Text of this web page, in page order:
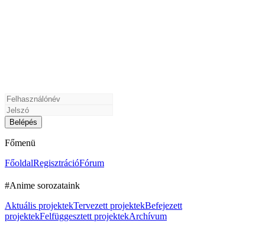
Főmenü
FőoldalRegisztrációFórum
#Anime sorozataink
Aktuális projektekTervezett projektekBefejezett
projektekFelfüggesztett projektekArchívum